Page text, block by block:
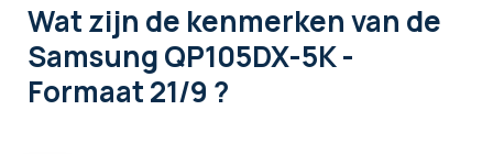
Wat zijn de kenmerkenvan de
Samsung QP105DX-5K -
Formaat 21/9 ?